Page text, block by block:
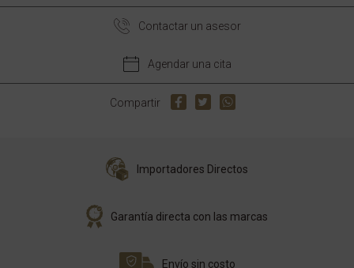
Contactar un asesor
Agendar una cita
Compartir
Importadores Directos
Garantía directa con las marcas
Envío sin costo